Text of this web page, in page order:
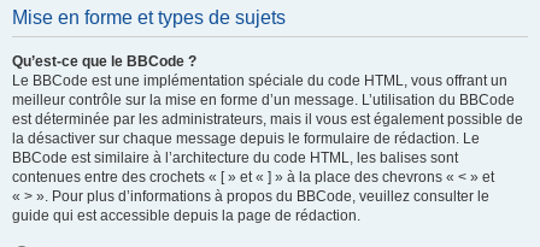
Mise en forme et types de sujets
Qu’est-ce que le BBCode ?
Le BBCode est une implémentation spéciale du code HTML, vous offrant un
meilleur contrôle sur la mise en forme d’un message. L’utilisation du BBCode
est déterminée par les administrateurs, mais il vous est également possible de
la désactiver sur chaque message depuis le formulaire de rédaction. Le
BBCode est similaire à l’architecture du code HTML, les balises sont
contenues entre des crochets « [ » et « ] » à la place des chevrons « < » et
« > ». Pour plus d’informations à propos du BBCode, veuillez consulter le
guide qui est accessible depuis la page de rédaction.